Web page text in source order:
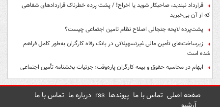
قرارداد نبندید، صاحبکار شوید یا اخراج! / پشت پرده خطرناک قراردادهای شفاهی
که از آن بی‌خبرید
پشت‌پرده لایحه جنجالی اصلاح نظام تامین اجتماعی چیست؟
زیرساخت‌های تأمین مالی غیرتسهیلاتی در بانک رفاه کارگران به‌طور کامل فراهم
شده است
ابهام در محاسبه حقوق و بیمه کارگران پاره‌وقت؛ جزئیات بخشنامه تأمین اجتماعی
صفحه اصلی تماس با ما پیوندها rss درباره ما تماس با ما